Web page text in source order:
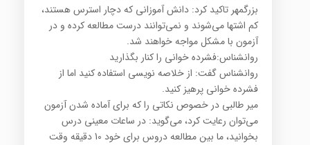
بزرگمهر تاکید کرد: دانش آموزانی که دچار استرس هستند،
کم اشتها می‌شوند و نمی‌توانند درست مطالعه کرده و در
آزمون با مشکل مواجه خواهند شد.
روانشناس:فشرده خوانی را کنار بگذارید
روانشناس گفت: از خلاصه نویسی استفاده کنید اما از
فشرده خوانی پرهیز کنید.
میر طالبی در خصوص نکاتی را که برای آماده شدن آزمون
می‌توان رعایت کرد، می‌گوید: در ساعات معینی درس
بخوانید، ما بین مطالعه دروس برای خود 10 دقیقه وقت